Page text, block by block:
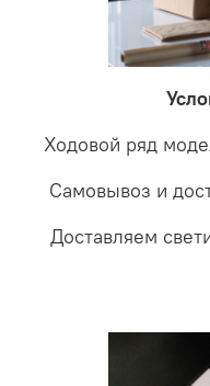
светильники на
проверки будет
соотношении с
LED светильники не
забудете что такое
Ходовой ряд
Самовывоз и
Доставляем